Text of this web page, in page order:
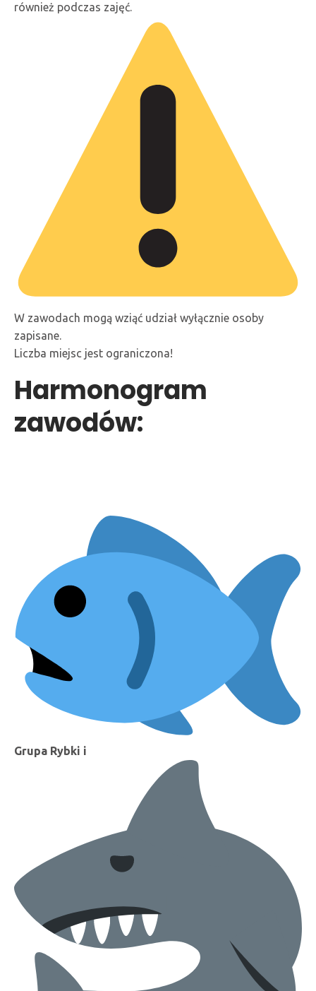
również podczas zajęć.
W zawodach mogą wziąć udział wyłącznie osoby
zapisane.
Liczba miejsc jest ograniczona!
Harmonogram
zawodów:
Grupa Rybki i